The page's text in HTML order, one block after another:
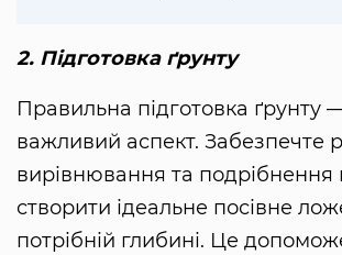
2. Підготовка ґрунту
Правильна підготовка ґрунту
важливий аспект. Забезпечте
вирівнювання та подрібнення
створити ідеальне посівне
потрібній глибині. Це